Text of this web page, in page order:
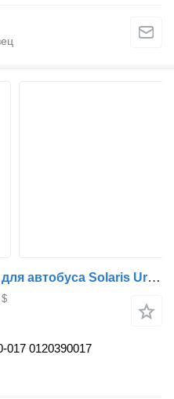
Двигатель Solaris ISLG320 для автобуса Solaris Urbino, Alpino, Vacanza (1999-)
017 0120390017